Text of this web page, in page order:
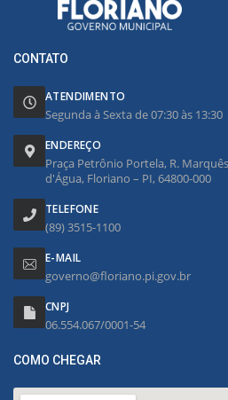
CONTATO
ATENDIMENTO
Segunda à Sexta de 07:30 às 13:30
ENDEREÇO
Praça Petrônio Portela, R.
d'Água, Floriano – PI, 64800-000
TELEFONE
(89) 3515-1100
E-MAIL
governo@floriano.pi.gov.br
CNPJ
06.554.067/0001-54
COMO CHEGAR